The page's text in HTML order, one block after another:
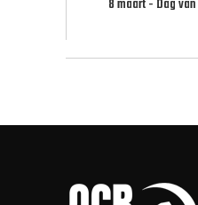
8 maart - Dag